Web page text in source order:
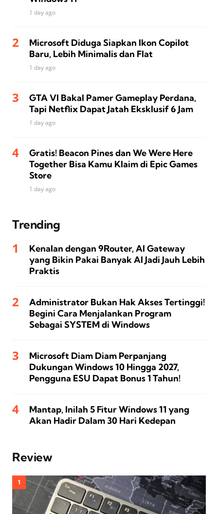
1 day ago
Microsoft Diduga Siapkan Ikon Copilot
Baru, Lebih Minimalis dan Flat
1 day ago
GTA VI Bakal Pamer Gameplay Perdana,
Tapi Netflix Dapat Jatah Eksklusif 6 Jam
1 day ago
Gratis! Beacon Pines dan We Were Here
Together Bisa Kamu Klaim di Epic Games
Store
1 day ago
Trending
Kenalan dengan 9Router, AI Gateway
yang Bikin Pakai Banyak AI Jadi Jauh Lebih
Praktis
Administrator Bukan Hak Akses Tertinggi!
Begini Cara Menjalankan Program
Sebagai SYSTEM di Windows
Microsoft Diam Diam Perpanjang
Dukungan Windows 10 Hingga 2027,
Pengguna ESU Dapat Bonus 1 Tahun!
Mantap, Inilah 5 Fitur Windows 11 yang
Akan Hadir Dalam 30 Hari Kedepan
Review